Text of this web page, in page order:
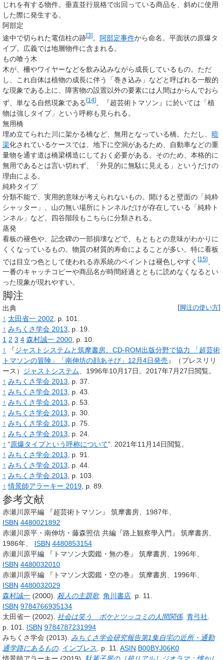
じれを有する物件。垂直並行規格で出回っている商品を、斜めに使用
した際に発生する。
阿部定
途中で切られた電信柱の跡[3] 。 阿部定事件から命名。平面状の原爆タ
イプ。広義では地層物件に含まれる。
もの喰う木
木が、柵やワイヤーなどを飲み込みながら成長しているもの。ただ
し、これ自体は植物の成長に伴う「巻き込み」などと呼ばれる一般的
な現象である上に、障害物の設置以外の要素には人間はからんでおら
ず、単なる自然現象である [14] 。『超芸術トマソン』に於いては「植
物は強しタイプ」という呼称も見られる。
無用橋
埋め立てられた川に架かる橋など、無用となっている橋。ただし、 暗
渠化されているケースでは、地下に空洞があるため、自動車などの重
量物を通す道は橋梁構造にしておく必要がある。そのため、本格的に
無用であるとは言い切れず、「外見的に無駄に見える」というだけの
理由による。
純粋タイプ
分類不能で、実用的意味が考えられないもの。開けると壁面の「純粋
シャッター」、山の無い場所にトンネルだけが存在している「純粋ト
ンネル」など。四谷階段もこちらに分類される。
蒸発
看板の褪色や、記念碑の一部損壊などで、もともとの意味がわかりに
くくなっているもの。物質の材質的寿命によることが多い。特に看板
では目立つ色として使われる赤系統のペイントは褪色しやすく [15]
一番のキャッチコピーや商品名が時間経過とともに読めなくなるとい
った現象が現れやすい。
脚注
脚注の使い方
出典
↑ 太田省一 2002, p. 101.
↑ みちくさ学会 2013, p. 19.
1 2 3 4 森村誠一 2000, p. 10.
↑
『ジャストシステムと筑摩書房、CD-ROM出版分野で協力 「超芸術
トマソンの冒険」「南伸坊の顔あそび」12月4日発売』（プレスリリ
ース） ジャストシステム、1996年10月17日。 2017年7月27日閲覧。
↑ みちくさ学会 2013, p. 37.
↑ みちくさ学会 2013, p. 43.
↑ みちくさ学会 2013, p. 53.
↑ みちくさ学会 2013, p. 30.
↑ みちくさ学会 2013, p. 75.
↑ みちくさ学会 2013, p. 24.
↑ “原爆タイプという呼称について”. 2021年11月14日閲覧。
↑ みちくさ学会 2013, p. 91.
↑ みちくさ学会 2013, p. 44.
↑ みちくさ学会 2013, p. 103.
↑ 情景師アラーキー 2019, p. 89.
参考文献
赤瀬川原平編 『超芸術トマソン』 筑摩書房、1987年、
ISBN 4480021892
赤瀬川原平・南伸坊・藤森照信 共編『路上観察學入門』 筑摩書房、
1986年、 ISBN 4480853154
赤瀬川原平編 『トマソン大図鑑・無の巻』 筑摩書房、1996年、
ISBN 4480032010
赤瀬川原平編 『トマソン大図鑑・空の巻』 筑摩書房、1996年、
ISBN 4480032029
森村誠一 (2000). 殺人の主題歌. 角川書店. p. 11.
ISBN 9784766935134
太田省一 (2002). 社会は笑う ボケとツッコミの人間関係. 青弓社.
p. 101. ISBN 9784787231994
みちくさ学会 (2013). みちくさ学会研究報告第1集自宅の近所・通勤
通学路にあるもの. インプレス. p. 11. ASIN B00BYJ06K0